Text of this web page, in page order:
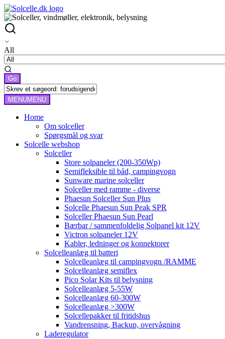
All
MENUMENU
Home
Om solceller
Spørgsmål og svar
Solcelle webshop
Solceller
Store solpaneler (200-350Wp)
Semifleksible til båd, campingvogn
Sunware marine solceller
Solceller med ramme - diverse
Phaesun Solceller Sun Plus
Solcelle Phaesun Sun Peak SPR
Solceller Phaesun Sun Pearl
Bærbar / sammenfoldelig Solpanel kit 12V
Victron solpaneler 12V
Kabler, ledninger og konnektorer
Solcelleanlæg til batteri
Solcelleanlæg til campingvogn /RAMME
Solcelleanlæg semiflex
Pico Solar Kits til belysning
Solcelleanlæg 5-55W
Solcelleanlæg 60-300W
Solcelleanlæg >300W
Solcellepakker til fritidshus
Vandrensning, Backup, overvågning
Laderegulator